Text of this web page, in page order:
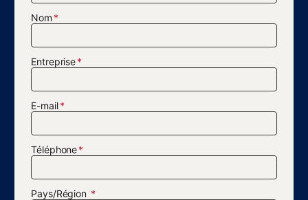
Nom
Entreprise
E-mail
Téléphone
Pays/Région